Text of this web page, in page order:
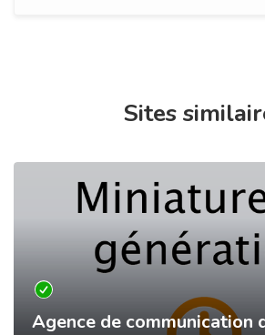
Sites
Agence de communication